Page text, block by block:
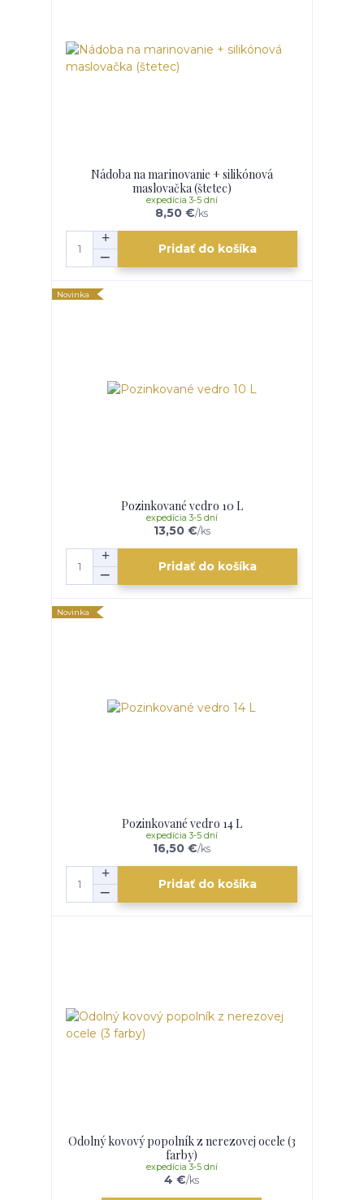
Nádoba na marinovanie + silikónová
maslovačka (štetec)
8,50 €/ks
expedícia 3-5 dní
Pridať do košíka
Novinka
Pozinkované vedro 10 L
13,50 €/ks
expedícia 3-5 dní
Pridať do košíka
Novinka
Pozinkované vedro 14 L
16,50 €/ks
expedícia 3-5 dní
Pridať do košíka
Odolný kovový popolník z nerezovej ocele (3
farby)
4 €/ks
expedícia 3-5 dní